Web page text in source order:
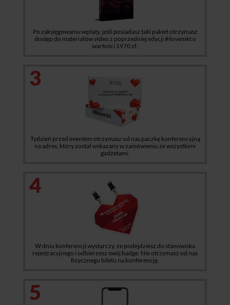
Po zaksięgowaniu wpłaty, jeśli posiadasz taki pakiet otrzymasz
dostęp do materiałów video z poprzedniej edycji #ilovemkt o
wartości 1970 zł.
3
Tydzień przed eventem otrzymasz od nas paczkę konferencyjną
na adres, który został wskazany w zamówieniu ze wszystkimi
gadżetami.
4
W dniu konferencji wystarczy, że podejdziesz do stanowiska
rejestracyjnego i odbierzesz swój badge. Nie otrzymasz od nas
fizycznego biletu na konferencję.
5